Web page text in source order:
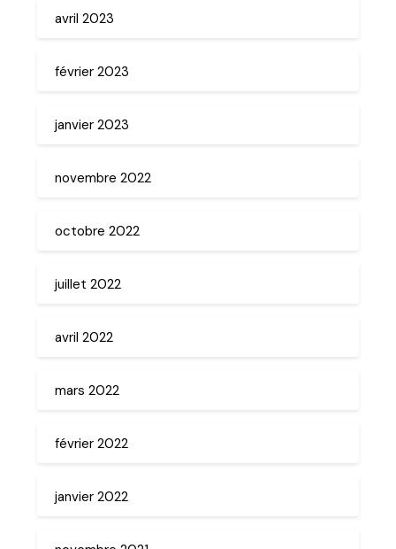
avril 2023
février 2023
janvier 2023
novembre 2022
octobre 2022
juillet 2022
avril 2022
mars 2022
février 2022
janvier 2022